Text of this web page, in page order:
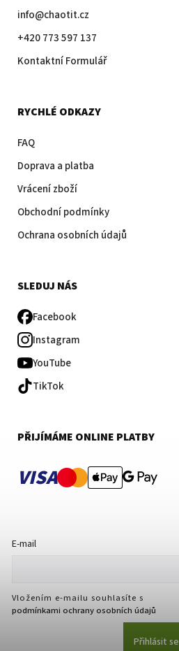
info@chaotit.cz
+420 773 597 137
Kontaktní Formulář
RYCHLÉ ODKAZY
FAQ
Doprava a platba
Vrácení zboží
Obchodní podmínky
Ochrana osobních údajů
SLEDUJ NÁS
Facebook
Instagram
YouTube
TikTok
PŘIJÍMÁME ONLINE PLATBY
VISA
E-mail
Vložením e-mailu souhlasíte s
podmínkami ochrany osobních údajů
Přihlásit se